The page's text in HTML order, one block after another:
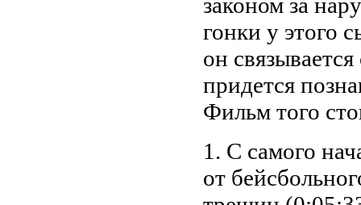
гонки у этого
он
придется
Фильм того
1. С самого
от